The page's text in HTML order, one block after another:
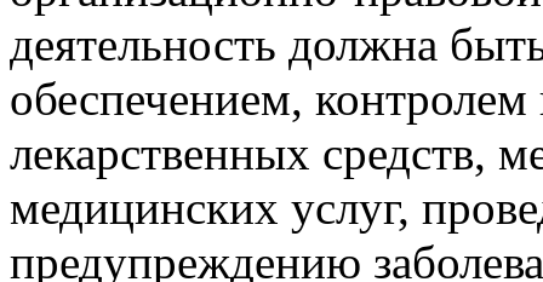
деятельность должна
обеспечением, контролем
лекарственных средств,
медицинских услуг,
предупреждению